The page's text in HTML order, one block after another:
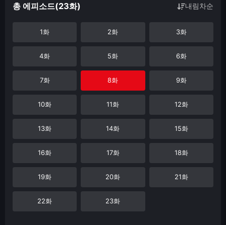
총 에피소드(23화) 내림차순
1화 2화 3화
4화 5화 6화
7화 8화 9화
10화 11화 12화
13화 14화 15화
16화 17화 18화
19화 20화 21화
22화 23화